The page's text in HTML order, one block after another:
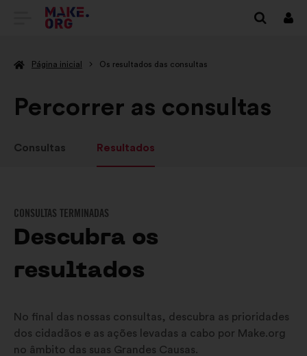
IR
A
PÁGINA
DO
MAKE.ORG
Página inicial Os resultados das consultas
Percorrer as consultas
Consultas Resultados
CONSULTAS TERMINADAS
Descubra os
resultados
No final das nossas consultas, descubra as prioridades
dos cidadãos e as ações levadas a cabo por Make.org
no âmbito das suas Grandes Causas.